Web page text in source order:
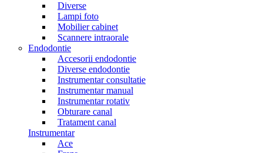
Diverse
Lampi foto
Mobilier cabinet
Scannere intraorale
Endodontie
Accesorii endodontie
Diverse endodontie
Instrumentar consultatie
Instrumentar manual
Instrumentar rotativ
Obturare canal
Tratament canal
Instrumentar
Ace